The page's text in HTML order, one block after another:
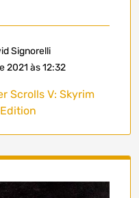
Signorelli
2021 às 12:32
Scrolls V: Skyrim